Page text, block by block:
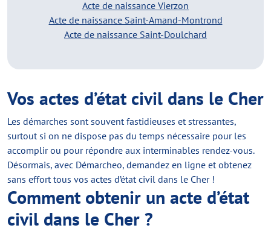
Acte de naissance Vierzon
Acte de naissance Saint-Amand-Montrond
Acte de naissance Saint-Doulchard
Vos actes d’état civil dans le Cher
Les démarches sont souvent fastidieuses et stressantes,
surtout si on ne dispose pas du temps nécessaire pour les
accomplir ou pour répondre aux interminables rendez-vous.
Désormais, avec Démarcheo, demandez en ligne et obtenez
sans effort tous vos actes d’état civil dans le Cher !
Comment obtenir un acte d’état
civil dans le Cher ?